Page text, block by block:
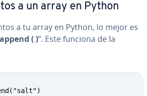
a un array en Python
a tu array en Python, lo mejor es
append ( )”. Este funciona de la